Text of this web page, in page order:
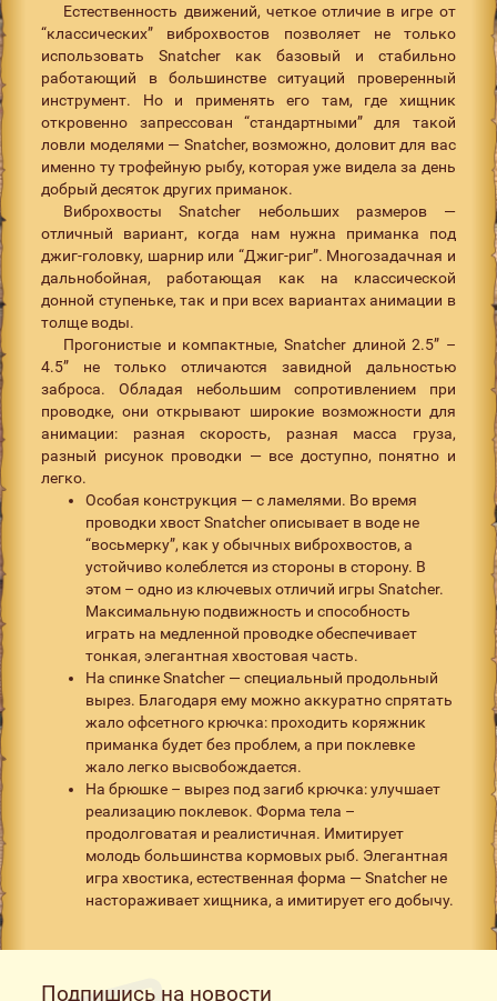
Естественность движений, четкое отличие в игре от
“классических” виброхвостов позволяет не только
использовать Snatcher как базовый и стабильно
работающий в большинстве ситуаций проверенный
инструмент. Но и применять его там, где хищник
откровенно запрессован “стандартными” для такой
ловли моделями — Snatcher, возможно, доловит для вас
именно ту трофейную рыбу, которая уже видела за день
добрый десяток других приманок.
Виброхвосты Snatcher небольших размеров —
отличный вариант, когда нам нужна приманка под
джиг-головку, шарнир или “Джиг-риг”. Многозадачная и
дальнобойная, работающая как на классической
донной ступеньке, так и при всех вариантах анимации в
толще воды.
Прогонистые и компактные, Snatcher длиной 2.5” –
4.5” не только отличаются завидной дальностью
заброса. Обладая небольшим сопротивлением при
проводке, они открывают широкие возможности для
анимации: разная скорость, разная масса груза,
разный рисунок проводки — все доступно, понятно и
легко.
Особая конструкция — с ламелями. Во время
проводки хвост Snatcher описывает в воде не
“восьмерку”, как у обычных виброхвостов, а
устойчиво колеблется из стороны в сторону. В
этом – одно из ключевых отличий игры Snatcher.
Максимальную подвижность и способность
играть на медленной проводке обеспечивает
тонкая, элегантная хвостовая часть.
На спинке Snatcher — специальный продольный
вырез. Благодаря ему можно аккуратно спрятать
жало офсетного крючка: проходить коряжник
приманка будет без проблем, а при поклевке
жало легко высвобождается.
На брюшке – вырез под загиб крючка: улучшает
реализацию поклевок. Форма тела –
продолговатая и реалистичная. Имитирует
молодь большинства кормовых рыб. Элегантная
игра хвостика, естественная форма — Snatcher не
настораживает хищника, а имитирует его добычу.
Подпишись на новости